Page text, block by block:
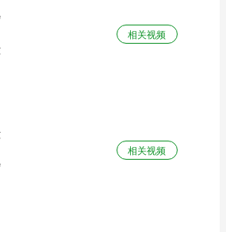
相关视频
相关视频